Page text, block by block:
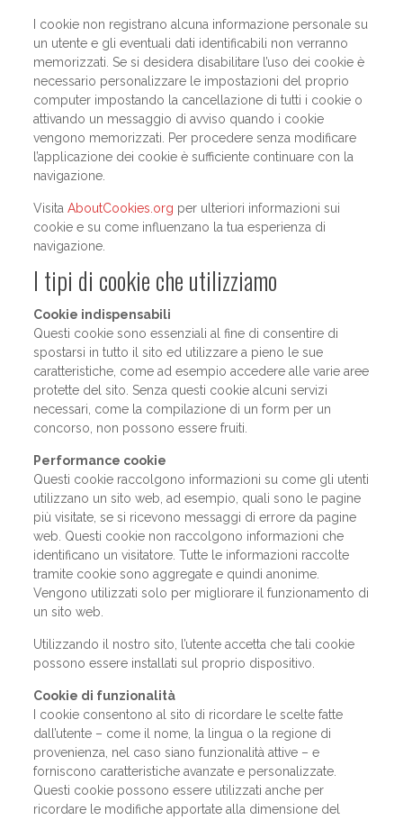
I cookie non registrano alcuna informazione personale su
un utente e gli eventuali dati identificabili non verranno
memorizzati. Se si desidera disabilitare l’uso dei cookie è
necessario personalizzare le impostazioni del proprio
computer impostando la cancellazione di tutti i cookie o
attivando un messaggio di avviso quando i cookie
vengono memorizzati. Per procedere senza modificare
l’applicazione dei cookie è sufficiente continuare con la
navigazione.
Visita AboutCookies.org per ulteriori informazioni sui
cookie e su come influenzano la tua esperienza di
navigazione.
I tipi di cookie che utilizziamo
Cookie indispensabili
Questi cookie sono essenziali al fine di consentire di
spostarsi in tutto il sito ed utilizzare a pieno le sue
caratteristiche, come ad esempio accedere alle varie aree
protette del sito. Senza questi cookie alcuni servizi
necessari, come la compilazione di un form per un
concorso, non possono essere fruiti.
Performance cookie
Questi cookie raccolgono informazioni su come gli utenti
utilizzano un sito web, ad esempio, quali sono le pagine
più visitate, se si ricevono messaggi di errore da pagine
web. Questi cookie non raccolgono informazioni che
identificano un visitatore. Tutte le informazioni raccolte
tramite cookie sono aggregate e quindi anonime.
Vengono utilizzati solo per migliorare il funzionamento di
un sito web.
Utilizzando il nostro sito, l’utente accetta che tali cookie
possono essere installati sul proprio dispositivo.
Cookie di funzionalità
I cookie consentono al sito di ricordare le scelte fatte
dall’utente – come il nome, la lingua o la regione di
provenienza, nel caso siano funzionalità attive – e
forniscono caratteristiche avanzate e personalizzate.
Questi cookie possono essere utilizzati anche per
ricordare le modifiche apportate alla dimensione del